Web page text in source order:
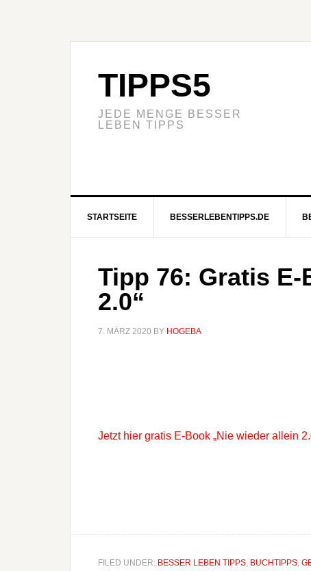
TIPPS5
JEDE MENGE BESSER
LEBEN TIPPS
STARTSEITE BESSERLEBENTIPPS.DE
Tipp 76: Gratis
2.0“
7. MÄRZ 2020 BY HOGEBA
Jetzt hier gratis E-Book „Nie wieder allein
FILED UNDER: BESSER LEBEN TIPPS, BUCHTIPPS,